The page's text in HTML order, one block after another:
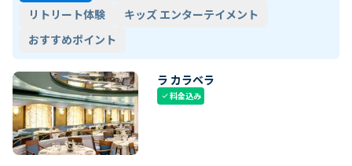
リトリート体験
キッズ エンターテイメント
おすすめポイント
ラ カラベラ
check料金込み